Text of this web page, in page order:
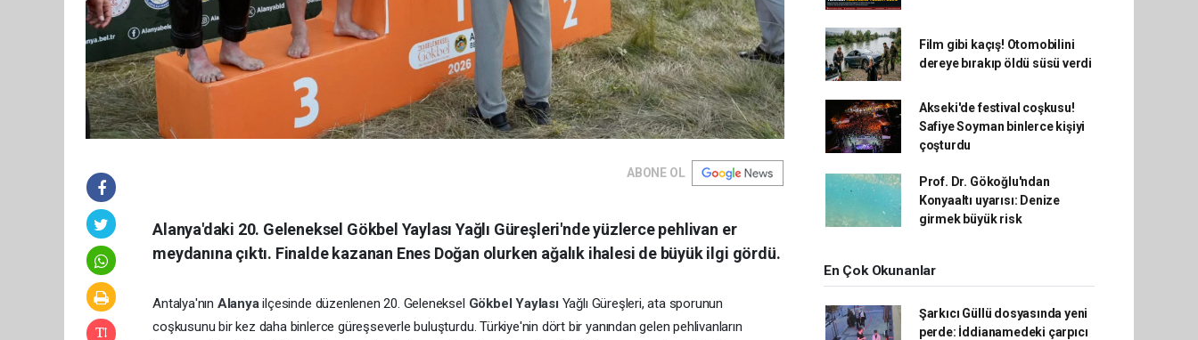
ABONE OL
Alanya'daki 20. Geleneksel Gökbel Yaylası Yağlı Güreşleri'nde yüzlerce pehlivan er
meydanına çıktı. Finalde kazanan Enes Doğan olurken ağalık ihalesi de büyük ilgi gördü.
Antalya'nın Alanyailçesinde düzenlenen 20. Geleneksel Gökbel Yaylası Yağlı Güreşleri, ata sporunun
coşkusunu bir kez daha binlerce güreşseverle buluşturdu. Türkiye'nin dört bir yanından gelen pehlivanların
Film gibi kaçış! Otomobilini
dereye bırakıp öldü süsü verdi
Akseki'de festival coşkusu!
Safiye Soyman binlerce kişiyi
çoşturdu
Prof. Dr. Gökoğlu'ndan
Konyaaltı uyarısı: Denize
girmek büyük risk
En Çok Okunanlar
Şarkıcı Güllü dosyasında yeni
perde: İddianamedeki çarpıcı